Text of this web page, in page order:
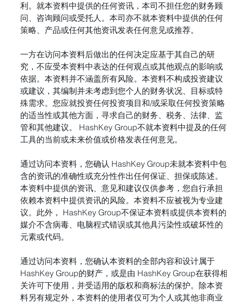
利。就本资料中提供的任何资讯，本司不担任您的财务顾
问、咨询顾问或受托人。本司亦不就本资料中提供的任何
策略、产品或任何其他资讯发表任何意见或推荐。
一方在访问本资料后做出的任何决定应基于其自己的研
究，不应受本资料中表达的任何观点或其他观点的影响或
依据。本资料并不涵盖所有风险。本资料不构成投资建议
或建议，其编制并未考虑到您个人的财务状况、目标或特
殊需求。您应就投资任何投资项目和/或采取任何投资策略
的适当性或其他方面，寻求自己的财务、税务、法律、监
管和其他建议。 HashKey Group不就本资料中提及的任何
工具的当前或未来价值或价格发表任何意见。
通过访问本资料，您确认 HashKey Group未就本资料中包
含的资讯的准确性或充分性作出任何保证、担保或陈述。
本资料中提供的资讯、意见和建议仅供参考，您自行承担
依赖本资料中提供资讯的风险。本资料不应被视为专业建
议。此外， HashKey Group不保证本资料或提供本资料的
媒介不含病毒、电脑程式错误或其他具污染性或破坏性的
元素或代码。
通过访问本资料，您确认本资料的全部内容和设计属于
HashKey Group的财产，或是由 HashKey Group在获得
关许可下使用，并受适用的版权和商标法的保护。除本资
料另有规定外，本资料的使用者仅可为个人或其他非商业